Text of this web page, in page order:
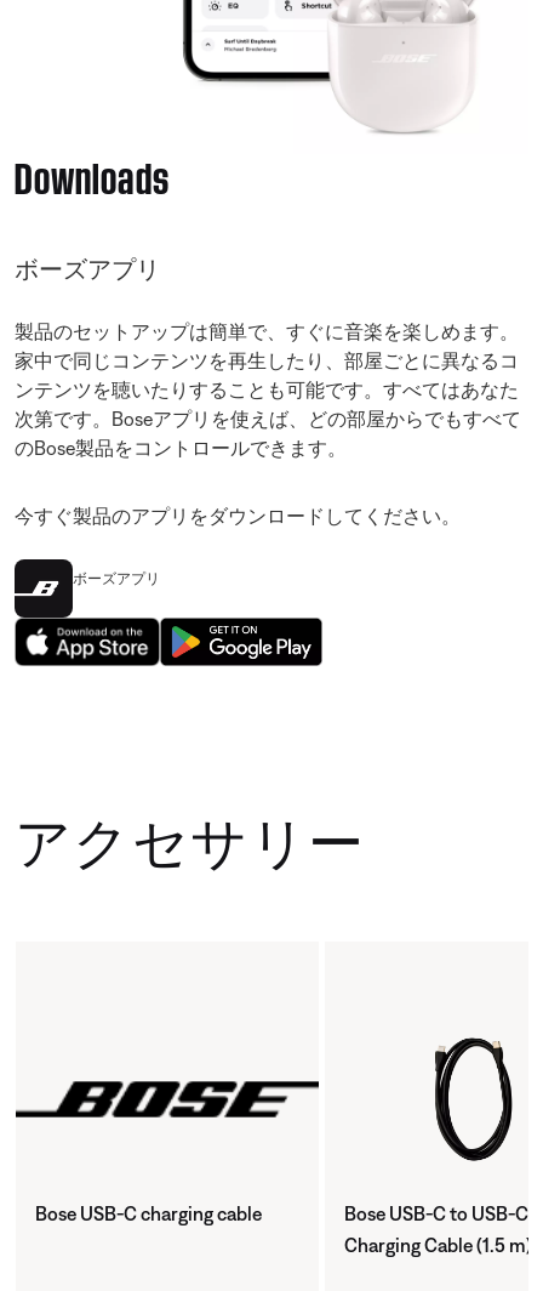
Downloads
ボーズアプリ
製品のセットアップは簡単で、すぐに音楽を楽しめます。
家中で同じコンテンツを再生したり、部屋ごとに異なるコ
ンテンツを聴いたりすることも可能です。すべてはあなた
次第です。Boseアプリを使えば、どの部屋からでもすべて
のBose製品をコントロールできます。
今すぐ製品のアプリをダウンロードしてください。
ボーズアプリ
アクセサリー
Bose USB-C charging cable
Bose USB-C to USB-C
Charging Cable (1.5 m)